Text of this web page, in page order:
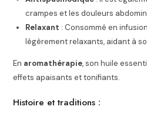
crampes et les douleurs
Relaxant : Consommé en
légèrement relaxants, aidant à
En aromathérapie, son huile
effets apaisants et tonifiants.
Histoire et traditions :